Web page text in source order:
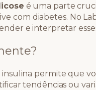
é uma parte
com diabetes. No
e interpretar
permite que
tendências ou